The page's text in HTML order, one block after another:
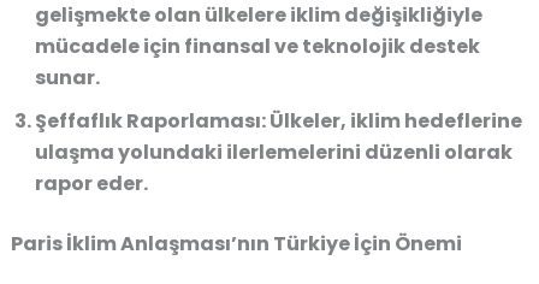
gelişmekte olan ülkelere iklim değişikliğiyle
mücadele için finansal ve teknolojik destek
sunar.
Şeffaflık Raporlaması:Ülkeler, iklim hedeflerine
ulaşma yolundaki ilerlemelerini düzenli olarak
rapor eder.
Paris İklim Anlaşması’nın Türkiye İçin Önemi